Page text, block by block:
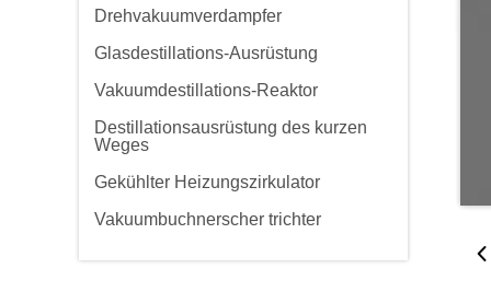
Drehvakuumverdampfer
Glasdestillations-Ausrüstung
Vakuumdestillations-Reaktor
Destillationsausrüstung des kurzen
Weges
Gekühlter Heizungszirkulator
Vakuumbuchnerscher trichter